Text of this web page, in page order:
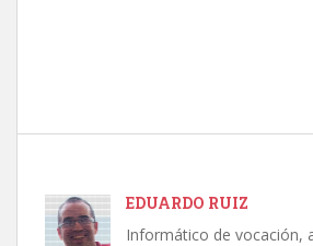
EDUARDO RUIZ
Informático de vocación,